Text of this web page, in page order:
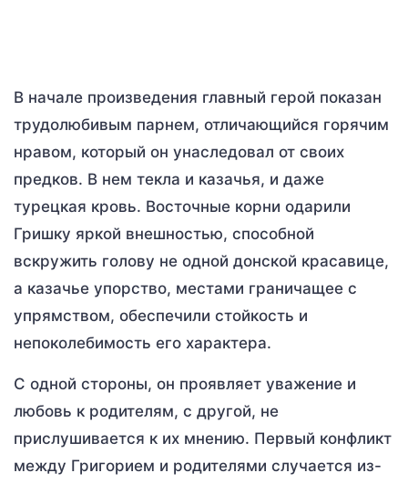
В начале произведения главный герой показан
трудолюбивым парнем, отличающийся горячим
нравом, который он унаследовал от своих
предков. В нем текла и казачья, и даже
турецкая кровь. Восточные корни одарили
Гришку яркой внешностью, способной
вскружить голову не одной донской красавице,
а казачье упорство, местами граничащее с
упрямством, обеспечили стойкость и
непоколебимость его характера.
С одной стороны, он проявляет уважение и
любовь к родителям, с другой, не
прислушивается к их мнению. Первый конфликт
между Григорием и родителями случается из-